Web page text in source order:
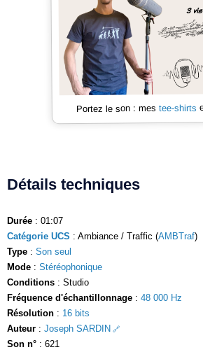
Portez le son : mes tee-shirts
Détails techniques
Durée : 01:07
Catégorie UCS : Ambiance / Traffic (AMBTraf)
Type : Son seul
Mode : Stéréophonique
Conditions : Studio
Fréquence d'échantillonnage : 48 000 Hz
Résolution : 16 bits
Auteur : Joseph SARDIN
Son n° : 621